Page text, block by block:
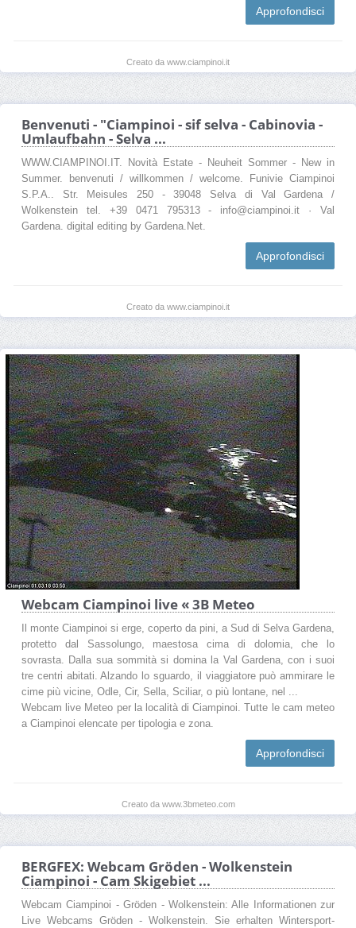
Approfondisci
Creato da www.ciampinoi.it
Benvenuti - "Ciampinoi - sif selva - Cabinovia -
Umlaufbahn - Selva ...
WWW.CIAMPINOI.IT. Novità Estate - Neuheit Sommer - New in
Summer. benvenuti / willkommen / welcome. Funivie Ciampinoi
S.P.A.. Str. Meisules 250 - 39048 Selva di Val Gardena /
Wolkenstein tel. +39 0471 795313 - info@ciampinoi.it · Val
Gardena. digital editing by Gardena.Net.
Approfondisci
Creato da www.ciampinoi.it
Webcam Ciampinoi live « 3B Meteo
Il monte Ciampinoi si erge, coperto da pini, a Sud di Selva Gardena,
protetto dal Sassolungo, maestosa cima di dolomia, che lo
sovrasta. Dalla sua sommità si domina la Val Gardena, con i suoi
tre centri abitati. Alzando lo sguardo, il viaggiatore può ammirare le
cime più vicine, Odle, Cir, Sella, Sciliar, o più lontane, nel ...
Webcam live Meteo per la località di Ciampinoi. Tutte le cam meteo
a Ciampinoi elencate per tipologia e zona.
Approfondisci
Creato da www.3bmeteo.com
BERGFEX: Webcam Gröden - Wolkenstein
Ciampinoi - Cam Skigebiet ...
Webcam Ciampinoi - Gröden - Wolkenstein: Alle Informationen zur
Live Webcams Gröden - Wolkenstein. Sie erhalten Wintersport-